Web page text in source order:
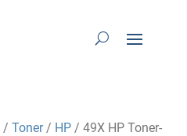
/Toner/ HP / 49X HP Toner-